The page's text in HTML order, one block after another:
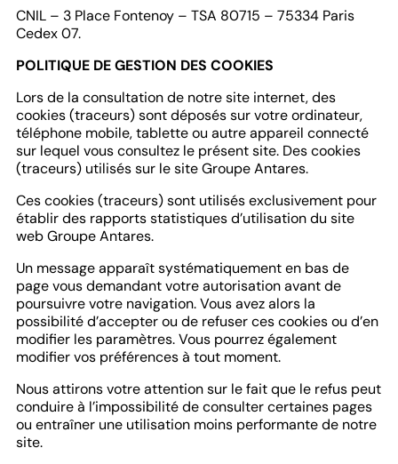
CNIL – 3 Place Fontenoy – TSA 80715 – 75334 Paris
Cedex 07.
POLITIQUE DE GESTION DES COOKIES
Lors de la consultation de notre site internet, des
cookies (traceurs) sont déposés sur votre ordinateur,
téléphone mobile, tablette ou autre appareil connecté
sur lequel vous consultez le présent site. Des cookies
(traceurs) utilisés sur le site Groupe Antares.
Ces cookies (traceurs) sont utilisés exclusivement pour
établir des rapports statistiques d’utilisation du site
web Groupe Antares.
Un message apparaît systématiquement en bas de
page vous demandant votre autorisation avant de
poursuivre votre navigation. Vous avez alors la
possibilité d’accepter ou de refuser ces cookies ou d’en
modifier les paramètres. Vous pourrez également
modifier vos préférences à tout moment.
Nous attirons votre attention sur le fait que le refus peut
conduire à l’impossibilité de consulter certaines pages
ou entraîner une utilisation moins performante de notre
site.